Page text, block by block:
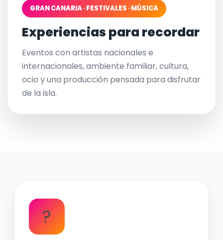
GRAN CANARIA · FESTIVALES · MÚSICA
Experiencias para recordar
Eventos con artistas nacionales e
internacionales, ambiente familiar, cultura,
ocio y una producción pensada para disfrutar
de la isla.
?